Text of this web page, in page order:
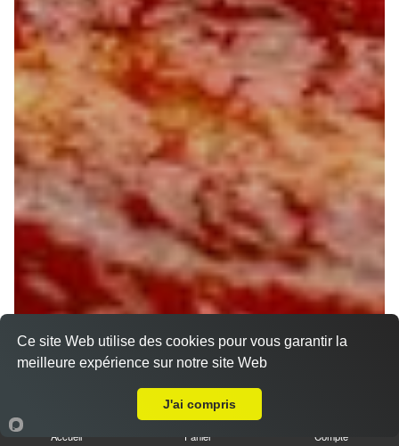
Accueil Panier Compte
Ce site Web utilise des cookies pour vous garantir la
meilleure expérience sur notre site Web
J'ai compris